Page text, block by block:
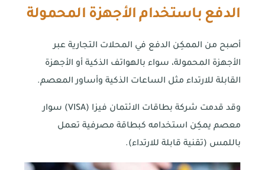
الدفع باستخدام الأجهزة المحمولة
أصبح من الممكِن الدفع في المحلات التجارية عبر
الأجهزة المحمولة، سواء بالهواتف الذكية أو الأجهزة
القابلة للارتداء مثل الساعات الذكية وأساور المعصم.
وقد قدمت شركة بطاقات الائتمان فيزا (VISA) سوار
معصم يمكِن استخدامه كبطاقة مصرفية تعمل
باللمس (تقنية قابلة للارتداء).